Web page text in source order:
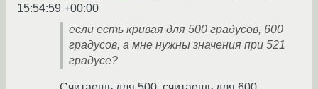
15:54:59 +00:00
если есть кривая для 500 градусов, 600
градусов, а мне нужны значения при 521
градусе?